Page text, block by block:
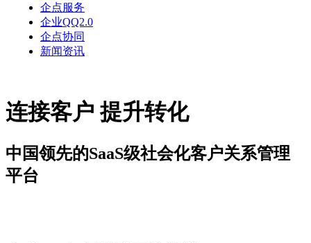
企点服务
企业QQ2.0
企点协同
新闻资讯
连接客户 提升转化
中国领先的SaaS级社会化客户关系管理
平台